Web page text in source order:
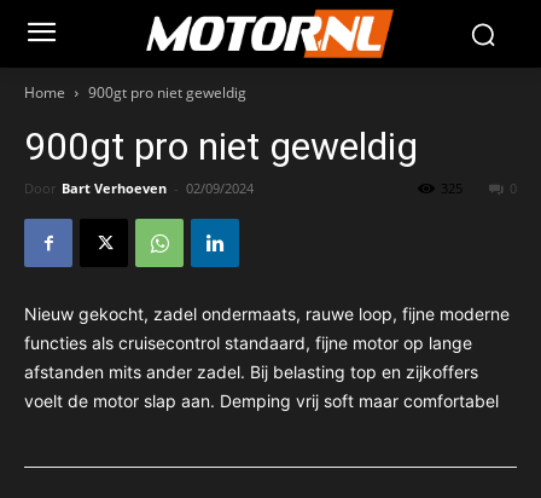
Home 900gt pro niet geweldig
900gt pro niet geweldig
Door Bart Verhoeven - 02/09/2024 0
325
Nieuw gekocht, zadel ondermaats, rauwe loop, fijne moderne
functies als cruisecontrol standaard, fijne motor op lange
afstanden mits ander zadel. Bij belasting top en zijkoffers
voelt de motor slap aan. Demping vrij soft maar comfortabel